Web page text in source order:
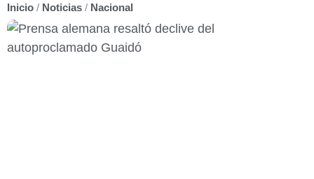
Inicio / Noticias / Nacional